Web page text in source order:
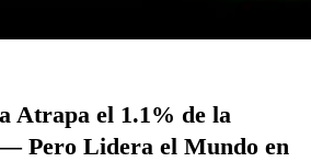
Atrapa el 1.1% de la
Pero Lidera el Mundo en